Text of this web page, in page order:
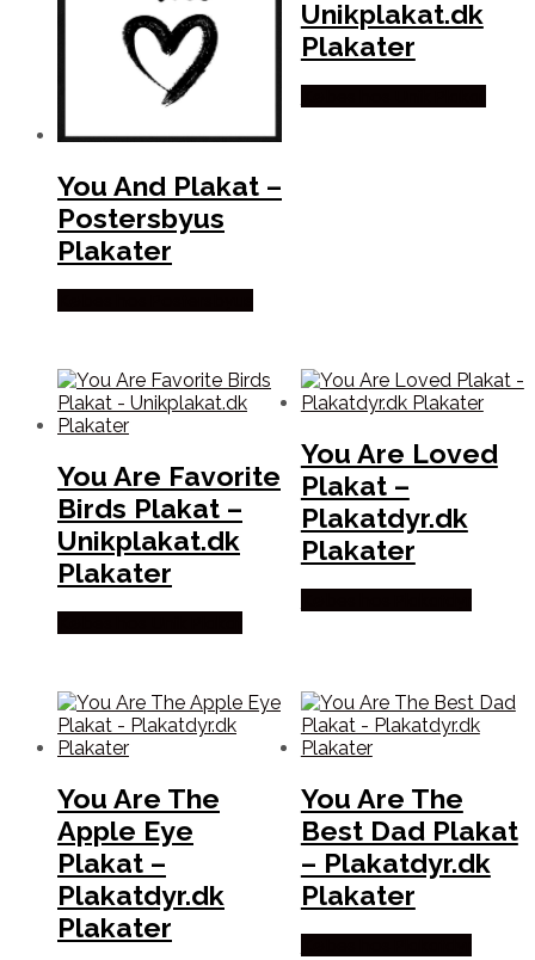
You And Plakat –
Postersbyus
Plakater
Unikplakat.dk
Plakater
You Are Favorite
Birds Plakat –
Unikplakat.dk
Plakater
You Are Loved
Plakat –
Plakatdyr.dk
Plakater
You Are The
Apple Eye
Plakat –
Plakatdyr.dk
Plakater
You Are The
Best Dad Plakat
– Plakatdyr.dk
Plakater